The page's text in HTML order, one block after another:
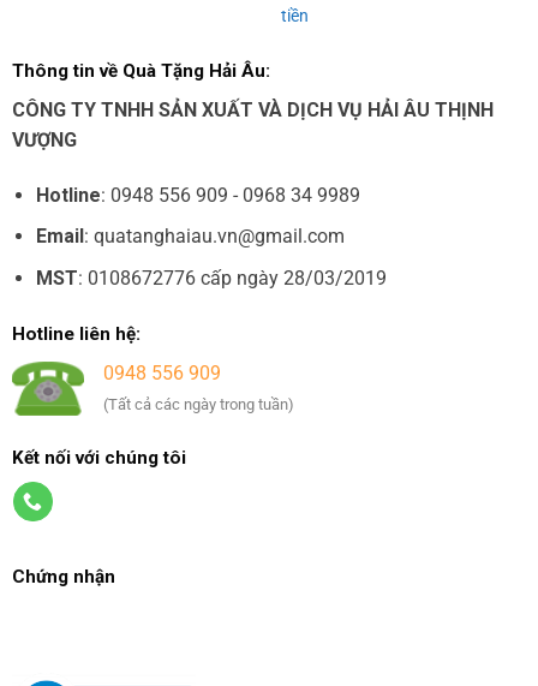
tiền
Thông tin về Quà Tặng Hải Âu:
CÔNG TY TNHH SẢN XUẤT VÀ DỊCH VỤ HẢI ÂU THỊNH
VƯỢNG
Hotline: 0948 556 909 - 0968 34 9989
Email : quatanghaiau.vn@gmail.com
MST: 0108672776 cấp ngày 28/03/2019
Hotline liên hệ:
0948 556 909
(Tất cả các ngày trong tuần)
Kết nối với chúng tôi
Chứng nhận